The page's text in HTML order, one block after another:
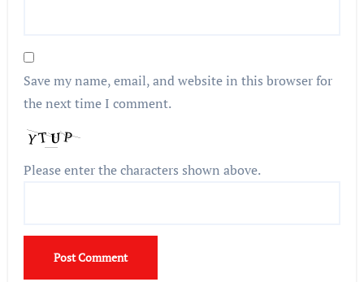
Save my name, email, and website in this browser for
the next time I comment.
Please enter the characters shown above.